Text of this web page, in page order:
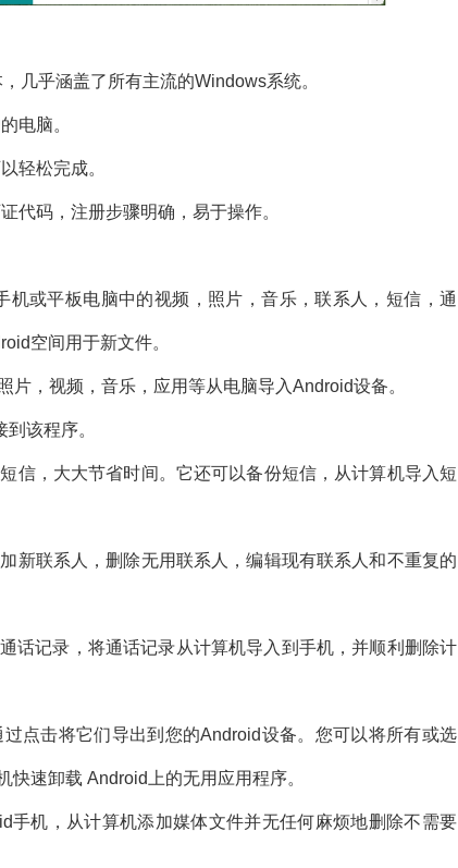
几乎涵盖了所有主流的Windows系统。
电脑。
轻松完成。
代码，注册步骤明确，易于操作。
机或平板电脑中的视频，照片，音乐，联系人，短信，通
空间用于新文件。
，视频，音乐，应用等从电脑导入Android设备。
该程序。
信，大大节省时间。它还可以备份短信，从计算机导入短
新联系人，删除无用联系人，编辑现有联系人和不重复的
话记录，将通话记录从计算机导入到手机，并顺利删除计
点击将它们导出到您的Android设备。您可以将所有或选
速卸载 Android上的无用应用程序。
机，从计算机添加媒体文件并无任何麻烦地删除不需要